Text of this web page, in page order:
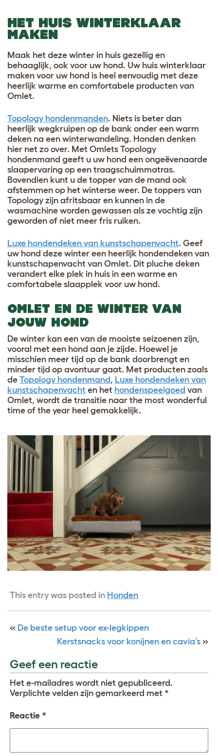
HET HUIS WINTERKLAAR
MAKEN
Maak het deze winter in huis gezellig en
behaaglijk, ook voor uw hond. Uw huis winterklaar
maken voor uw hond is heel eenvoudig met deze
heerlijk warme en comfortabele producten van
Omlet.
Topology hondenmanden. Niets is beter dan
heerlijk wegkruipen op de bank onder een warm
deken na een winterwandeling. Honden denken
hier net zo over. Met Omlets Topology
hondenmand geeft u uw hond een ongeëvenaarde
slaapervaring op een traagschuimmatras.
Bovendien kunt u de topper van de mand ook
afstemmen op het winterse weer. De toppers van
Topology zijn afritsbaar en kunnen in de
wasmachine worden gewassen als ze vochtig zijn
geworden of niet meer fris ruiken.
Luxe hondendeken van kunstschapenvacht. Geef
uw hond deze winter een heerlijk hondendeken van
kunstschapenvacht van Omlet. Dit pluche deken
verandert elke plek in huis in een warme en
comfortabele slaapplek voor uw hond.
OMLET EN DE WINTER VAN
JOUW HOND
De winter kan een van de mooiste seizoenen zijn,
vooral met een hond aan je zijde. Hoewel je
misschien meer tijd op de bank doorbrengt en
minder tijd op avontuur gaat. Met producten zoals
de Topology hondenmand, Luxe hondendeken van
kunstschapenvacht en het hondenspeelgoed van
Omlet, wordt de transitie naar the most wonderful
time of the year heel gemakkelijk.
This entry was posted in Honden
« De beste setup voor ex-legkippen
Kerstsnacks voor konijnen en cavia’s »
Geef een reactie
Het e-mailadres wordt niet gepubliceerd.
Verplichte velden zijn gemarkeerd met *
Reactie *